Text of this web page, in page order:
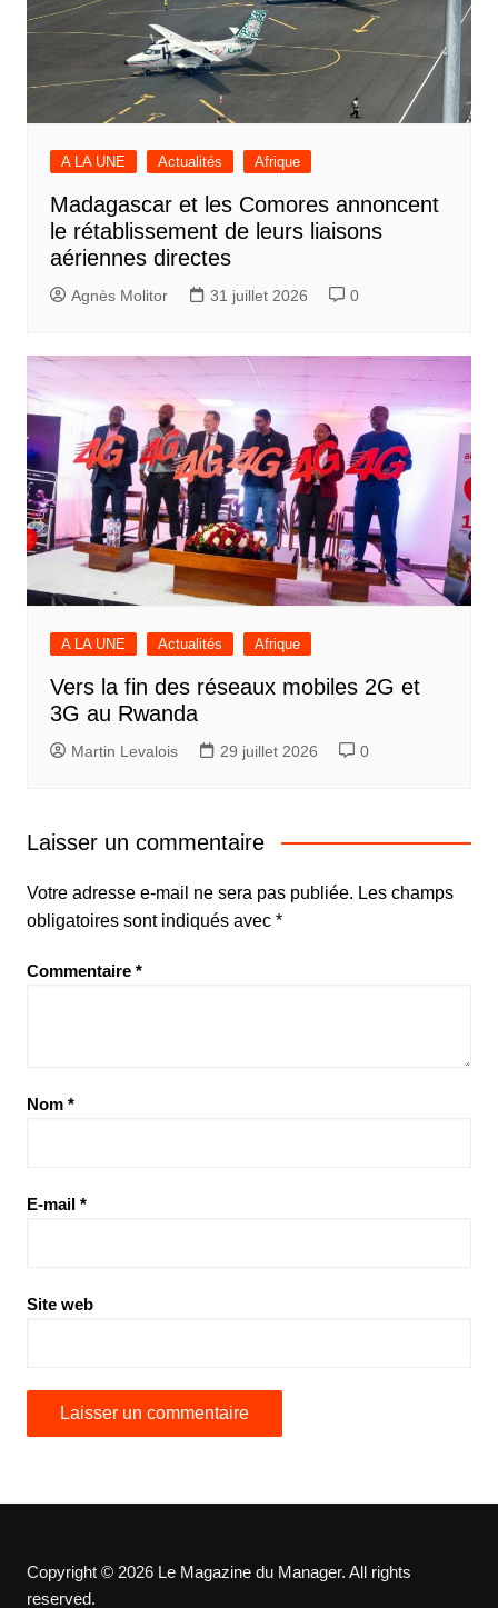
A LA UNE Actualités Afrique
Madagascar et les Comores annoncent
le rétablissement de leurs liaisons
aériennes directes
Agnès Molitor 31 juillet 2026 0
A LA UNE Actualités Afrique
Vers la fin des réseaux mobiles 2G et
3G au Rwanda
Martin Levalois 29 juillet 2026 0
Laisser un commentaire
Votre adresse e-mail ne sera pas publiée. Les champs
obligatoires sont indiqués avec *
Commentaire *
Nom *
E-mail *
Site web
Copyright © 2026 Le Magazine du Manager. All rights
reserved.